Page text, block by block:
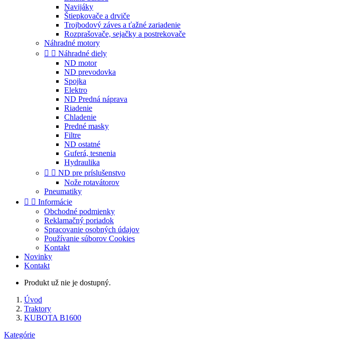
Navijáky
Štiepkovače a drviče
Trojbodový záves a ťažné zariadenie
Rozprašovače, sejačky a postrekovače
Náhradné motory
  Náhradné diely
ND motor
ND prevodovka
Spojka
Elektro
ND Predná náprava
Riadenie
Chladenie
Predné masky
Filtre
ND ostatné
Guferá, tesnenia
Hydraulika
  ND pre príslušenstvo
Nože rotavátorov
Pneumatiky
  Informácie
Obchodné podmienky
Reklamačný poriadok
Spracovanie osobných údajov
Používanie súborov Cookies
Kontakt
Novinky
Kontakt
Produkt už nie je dostupný.
Úvod
Traktory
KUBOTA B1600
Kategórie